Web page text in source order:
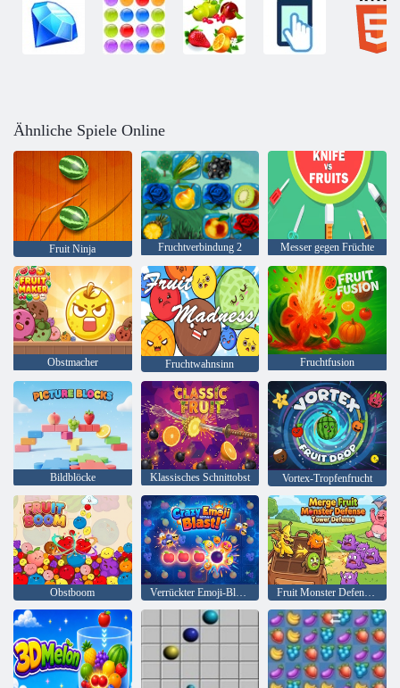
Ähnliche Spiele Online
Fruit Ninja Fruchtverbindung 2 Messer gegen Früchte
Obstmacher Fruchtwahnsinn Fruchtfusion
Bildblöcke Klassisches Schnittobst Vortex-Tropfenfrucht
Obstboom Verrückter Emoji-Blast! Fruit Monster Defense Tower Defense zusammenführen